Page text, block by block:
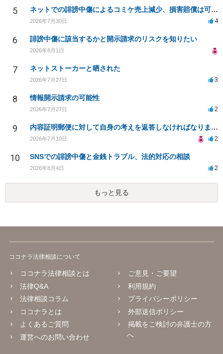
5 ネットでの誹謗中傷によるコミケ売上減少、損害賠償は可能か？
2026年7月30日 4
6 誹謗中傷に該当するかと開示請求のリスクを知りたい
2026年8月1日
7 ネットストーカーと晒された
2026年7月27日 3
8 情報開示請求の可能性
2026年7月27日 2
9 内容証明郵便に対して自身の考えを返答しなければなりませんか？
2026年7月10日 2
10 SNSでの誹謗中傷と金銭トラブル、法的対応の相談
2026年8月4日 2
もっと見る
ココナラ法律相談について
ココナラ法律相談とは
法律Q&A
法律相談コラム
ココナラとは
よくあるご質問
運営へのお問い合わせ
ご意見・ご要望
利用規約
プライバシーポリシー
外部送信ポリシー
掲載をご検討の弁護士の方
へ